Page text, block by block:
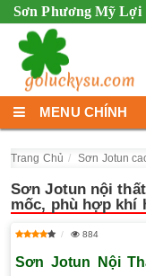
Sơn Phương Mỹ Lợi
MENU CHÍNH
Trang Chủ Sơn Jotun
Sơn Jotun nội
mốc, phù hợp khí
884
Sơn Jotun Nội